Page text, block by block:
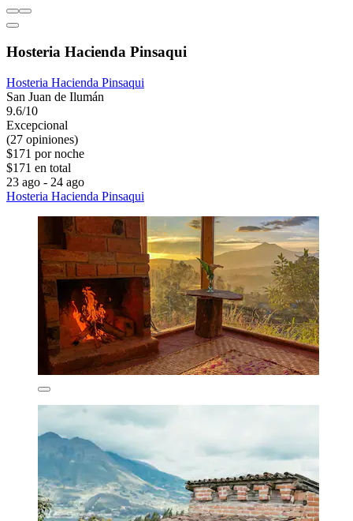
Hosteria Hacienda Pinsaqui
Hosteria Hacienda Pinsaqui
San Juan de Ilumán
9.6/10
Excepcional
(27 opiniones)
$171 por noche
$171 en total
23 ago - 24 ago
Hosteria Hacienda Pinsaqui